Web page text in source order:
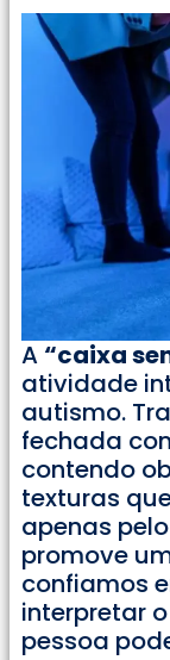
A “caixa
atividade
autismo.
fechada
contendo
texturas
apenas
promove
confiamos
interpretar
pessoa